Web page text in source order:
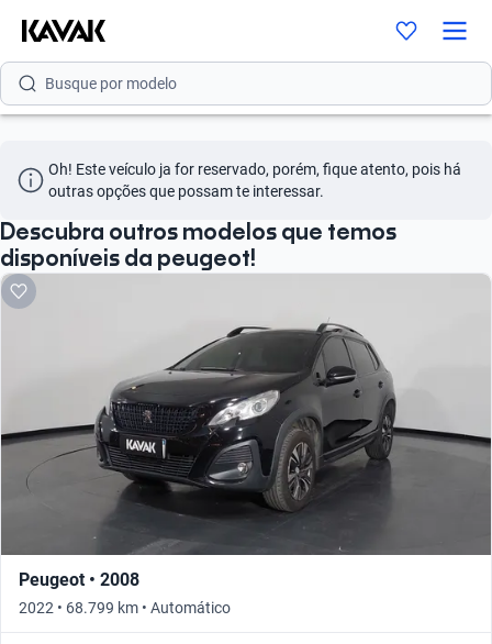
Busque por modelo
Busque por versão
Busque por marca
Busque por modelo
Oh! Este veículo ja for reservado, porém, fique atento, pois há
outras opções que possam te interessar.
Descubra outros modelos que temos
disponíveis da peugeot!
Peugeot • 2008
2022 • 68.799 km • Automático